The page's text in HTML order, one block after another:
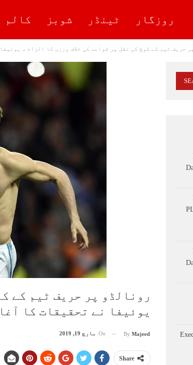
روزگار ٹینڈر شوبز کالم
حریف ٹیم کے کوچ کی نقل پر قواعد کی خلاف ورزی کا الزام ،
رونالڈو پر حریف ٹیم کے
یوئیفا نے تحقیقات کا
By Majeed
On مارچ 19, 2019
Share